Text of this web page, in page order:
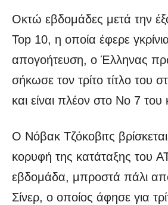
Οκτώ εβδομάδες μετά την
Top 10, η οποία έφερε
απογοήτευση, ο Έλληνας
σήκωσε τον τρίτο τίτλο του
και είναι πλέον στο Νο 7
Ο Νόβακ Τζόκοβιτς
κορυφή της κατάταξης του
εβδομάδα, μπροστά πάλι από
Σίνερ, ο οποίος άφησε για